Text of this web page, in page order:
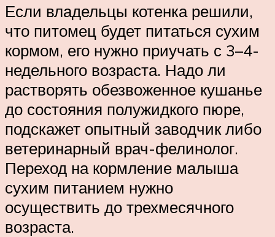
Если владельцы котенка решили,
что питомец будет питаться сухим
кормом, его нужно приучать с 3–4-
недельного возраста. Надо ли
растворять обезвоженное кушанье
до состояния полужидкого пюре,
подскажет опытный заводчик либо
ветеринарный врач-фелинолог.
Переход на кормление малыша
сухим питанием нужно
осуществить до трехмесячного
возраста.